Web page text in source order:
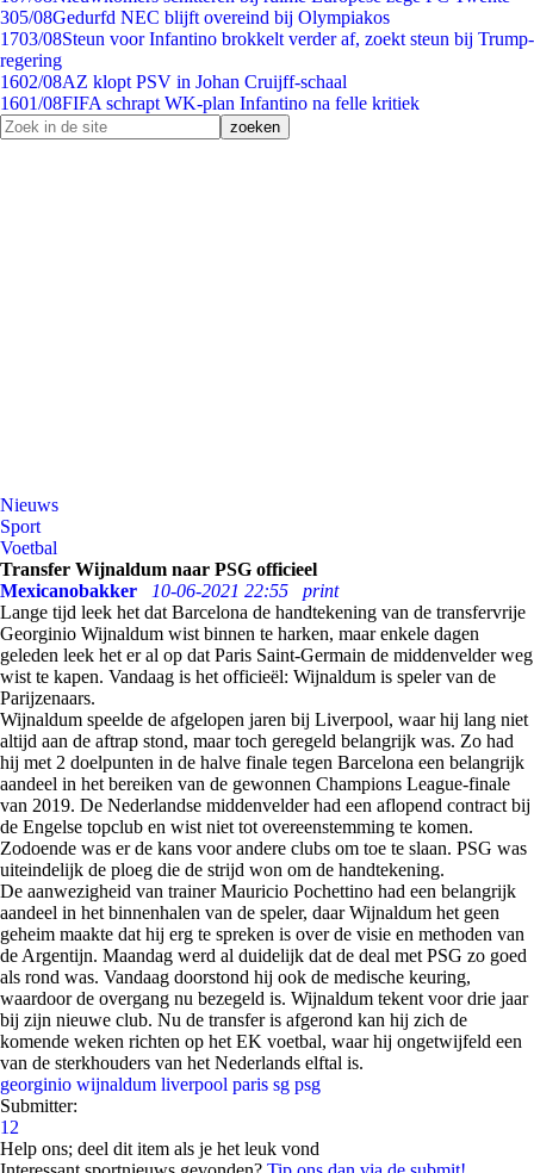
305/08Gedurfd NEC blijft overeind bij Olympiakos
1703/08Steun voor Infantino brokkelt verder af, zoekt steun bij Trump-
regering
1602/08AZ klopt PSV in Johan Cruijff-schaal
1601/08FIFA schrapt WK-plan Infantino na felle kritiek
Nieuws
Sport
Voetbal
Transfer Wijnaldum naar PSG officieel
Mexicanobakker
10-06-2021 22:55
print
Lange tijd leek het dat Barcelona de handtekening van de transfervrije
Georginio Wijnaldum wist binnen te harken, maar enkele dagen
geleden leek het er al op dat Paris Saint-Germain de middenvelder weg
wist te kapen. Vandaag is het officieël: Wijnaldum is speler van de
Parijzenaars.
Wijnaldum speelde de afgelopen jaren bij Liverpool, waar hij lang niet
altijd aan de aftrap stond, maar toch geregeld belangrijk was. Zo had
hij met 2 doelpunten in de halve finale tegen Barcelona een belangrijk
aandeel in het bereiken van de gewonnen Champions League-finale
van 2019. De Nederlandse middenvelder had een aflopend contract bij
de Engelse topclub en wist niet tot overeenstemming te komen.
Zodoende was er de kans voor andere clubs om toe te slaan. PSG was
uiteindelijk de ploeg die de strijd won om de handtekening.
De aanwezigheid van trainer Mauricio Pochettino had een belangrijk
aandeel in het binnenhalen van de speler, daar Wijnaldum het geen
geheim maakte dat hij erg te spreken is over de visie en methoden van
de Argentijn. Maandag werd al duidelijk dat de deal met PSG zo goed
als rond was. Vandaag doorstond hij ook de medische keuring,
waardoor de overgang nu bezegeld is. Wijnaldum tekent voor drie jaar
bij zijn nieuwe club. Nu de transfer is afgerond kan hij zich de
komende weken richten op het EK voetbal, waar hij ongetwijfeld een
van de sterkhouders van het Nederlands elftal is.
georginio wijnaldum liverpool paris sg psg
Submitter:
12
Help ons; deel dit item als je het leuk vond